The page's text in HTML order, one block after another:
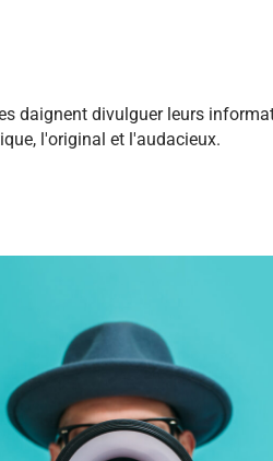
daignent divulguer leurs
l'original et l'audacieux.